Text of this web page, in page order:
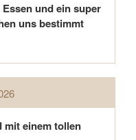
und ein super
uns bestimmt
mit einem tollen